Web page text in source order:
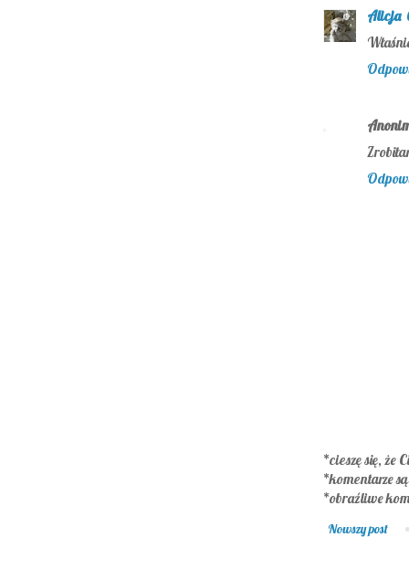
Alicja
*cieszę się, że
*komentarze
*obraźliwe
Nowszy post